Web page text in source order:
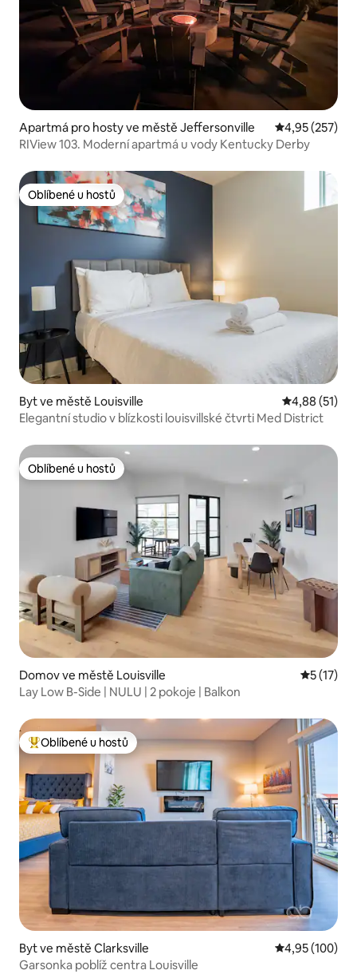
Apartmá pro hosty ve městě Jeffersonville Průměrné
4,95 (257)
RIView 103. Moderní apartmá u vody Kentucky Derby
Oblíbené u hostů
Oblíbené u hostů
Byt ve městě Louisville Průměrné
4,88 (51)
Elegantní studio v blízkosti louisvillské čtvrti Med District
Oblíbené u hostů
Oblíbené u hostů
Domov ve městě Louisville
5 (17)
Lay Low B-Side | NULU | 2 pokoje | Balkon
Nejlepší v kategorii Oblíbené u hostů
Oblíbené u hostů
Byt ve městě Clarksville Průměrné
4,95 (100)
Garsonka poblíž centra Louisville